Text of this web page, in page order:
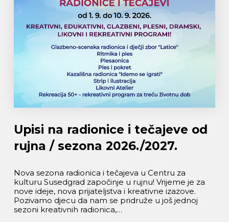
Upisi na radionice i tečajeve od
rujna / sezona 2026./2027.
Nova sezona radionica i tečajeva u Centru za
kulturu Susedgrad započinje u rujnu! Vrijeme je za
nove ideje, nova prijateljstva i kreativne izazove.
Pozivamo djecu da nam se pridruže u još jednoj
sezoni kreativnih radionica,…